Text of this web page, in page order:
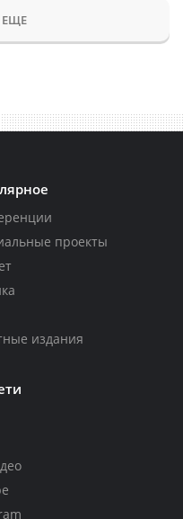
ЕЩЕ
проекты
издания